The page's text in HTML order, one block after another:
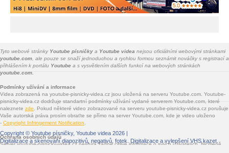
Tyto webové stránky Youtube písničky a Youtube videa nejsou oficiálními webovými stránkami
youtube.com , ale pouze se snaží jednoduchou a rychlou formou seznámit nováčky s registrací a
přihlášením k portálu Youtube a s vysvětlením dalších funkcí na webových stránkách
youtube.com.
Podmínky užívání a informace
Videa zobrazená na youtube-pisnicky-videa.cz jsou uložená na serveru Youtube.com. Youtube-
pisnicky-videa.cz dodržuje standartní podmínky užívání vydané serverem Youtube.com, které
naleznete zde . Pokud některé video zobrazované na serveru youtube-pisnicky-videa.cz porušuje
Vaše autorská práva prosím obraťte se přímo na server Youtube.com, kde je video uloženo
- Copyright Infringement Notification
Ochrana osobních údajů
Server youtube-pisnicky-videa.cz nesbírá žádné citlivé informace o svých uživatelích. Nicméně
Copyright © Youtube písničky, Youtube videa 2026 |
Digitalizace a skenování diapozitivů, negativů, fotek . Digitalizace a vylepšení VHS kazet.